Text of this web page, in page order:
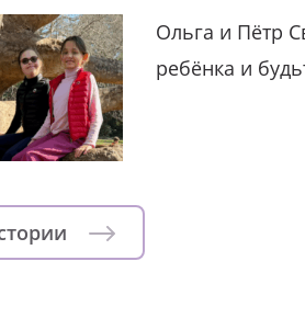
Ольга и Пётр
ребёнка и